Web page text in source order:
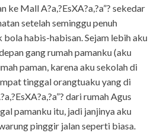
ke Mall A?a,?EsXA?a,?a”? sekedar
setelah seminggu penuh
habis-habisan. Sejam lebih aku
gang rumah pamanku (aku
paman, karena aku sekolah di
tinggal orangtuaku yang di
dari rumah Agus
pamanku itu, jadi janjinya aku
pinggir jalan seperti biasa.